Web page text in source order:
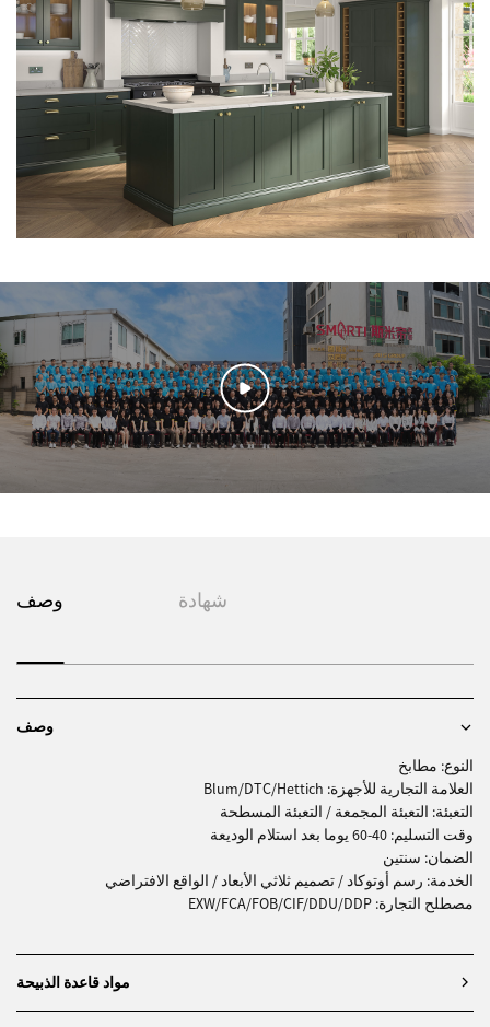
وصف شهادة
وصف
النوع: مطابخ
العلامة التجارية للأجهزة: Blum/DTC/Hettich
التعبئة: التعبئة المجمعة / التعبئة المسطحة
وقت التسليم: 40-60 يوما بعد استلام الوديعة
الضمان: سنتين
الخدمة: رسم أوتوكاد / تصميم ثلاثي الأبعاد / الواقع الافتراضي
مصطلح التجارة: EXW/FCA/FOB/CIF/DDU/DDP
مواد قاعدة الذبيحة